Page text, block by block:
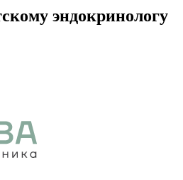
эндокринологу